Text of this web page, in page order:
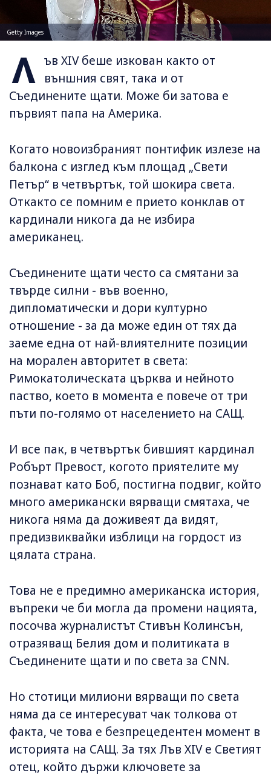
Getty Images
Л ъв XIV беше изкован както от
външния свят, така и от
Съединените щати. Може би затова е
първият папа на Америка.
Когато новоизбраният понтифик излезе на
балкона с изглед към площад „Свети
Петър“ в четвъртък, той шокира света.
Откакто се помним е прието конклав от
кардинали никога да не избира
американец.
Съединените щати често са смятани за
твърде силни - във военно,
дипломатически и дори културно
отношение - за да може един от тях да
заеме една от най-влиятелните позиции
на морален авторитет в света:
Римокатолическата църква и нейното
паство, което в момента е повече от три
пъти по-голямо от населението на САЩ.
И все пак, в четвъртък бившият кардинал
Робърт Превост, когото приятелите му
познават като Боб, постигна подвиг, който
много американски вярващи смятаха, че
никога няма да доживеят да видят,
предизвиквайки изблици на гордост из
цялата страна.
Това не е предимно американска история,
въпреки че би могла да промени нацията,
посочва журналистът Стивън Колинсън,
отразяващ Белия дом и политиката в
Съединените щати и по света за CNN.
Но стотици милиони вярващи по света
няма да се интересуват чак толкова от
факта, че това е безпрецедентен момент в
историята на САЩ. За тях Лъв XIV е Светият
отец, който държи ключовете за